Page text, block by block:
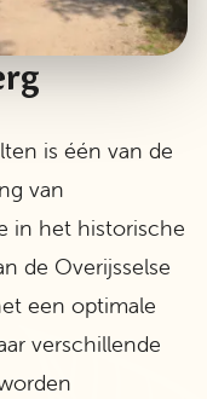
is één van de
van
in het historische
de Overijsselse
een optimale
verschillende